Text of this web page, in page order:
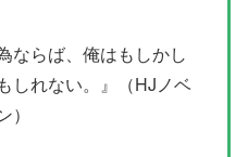
ならば、俺はもしかし
しれない。』（HJノベ